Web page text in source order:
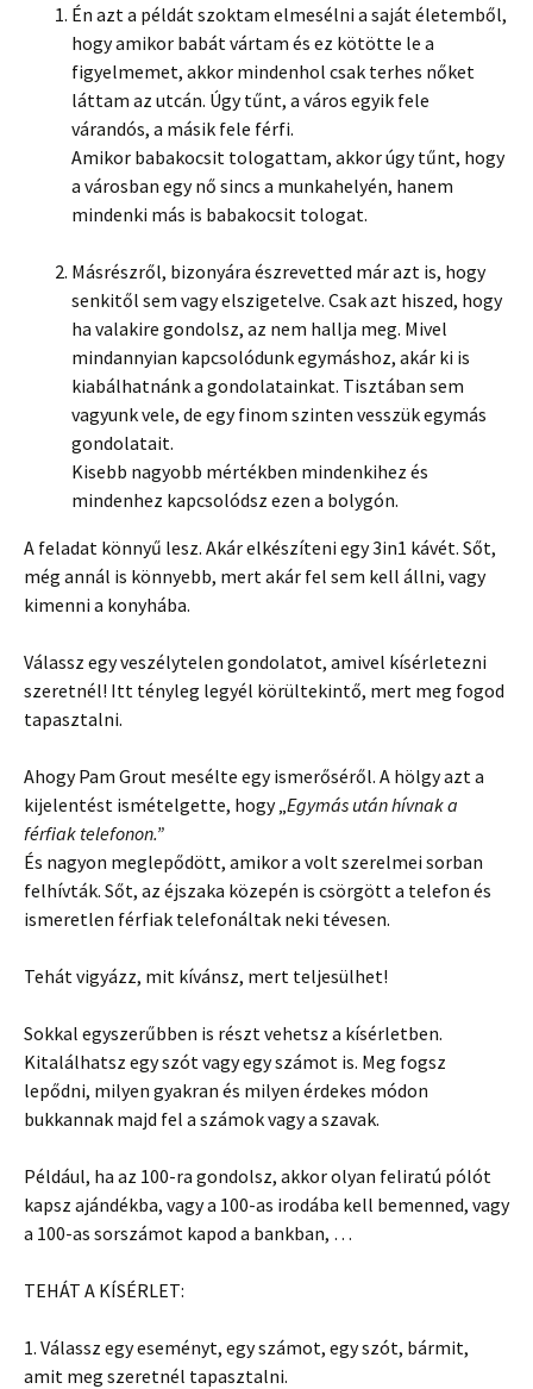
Én azt a példát szoktam elmesélni a saját életemből,
hogy amikor babát vártam és ez kötötte le a
figyelmemet, akkor mindenhol csak terhes nőket
láttam az utcán. Úgy tűnt, a város egyik fele
várandós, a másik fele férfi.
Amikor babakocsit tologattam, akkor úgy tűnt, hogy
a városban egy nő sincs a munkahelyén, hanem
mindenki más is babakocsit tologat.
Másrészről, bizonyára észrevetted már azt is, hogy
senkitől sem vagy elszigetelve. Csak azt hiszed, hogy
ha valakire gondolsz, az nem hallja meg. Mivel
mindannyian kapcsolódunk egymáshoz, akár ki is
kiabálhatnánk a gondolatainkat. Tisztában sem
vagyunk vele, de egy finom szinten vesszük egymás
gondolatait.
Kisebb nagyobb mértékben mindenkihez és
mindenhez kapcsolódsz ezen a bolygón.
A feladat könnyű lesz. Akár elkészíteni egy 3in1 kávét. Sőt,
még annál is könnyebb, mert akár fel sem kell állni, vagy
kimenni a konyhába.
Válassz egy veszélytelen gondolatot, amivel kísérletezni
szeretnél! Itt tényleg legyél körültekintő, mert meg fogod
tapasztalni.
Ahogy Pam Grout mesélte egy ismerőséről. A hölgy azt a
kijelentést ismételgette, hogy „ Egymás után hívnak a
férfiak telefonon.”
És nagyon meglepődött, amikor a volt szerelmei sorban
felhívták. Sőt, az éjszaka közepén is csörgött a telefon és
ismeretlen férfiak telefonáltak neki tévesen.
Tehát vigyázz, mit kívánsz, mert teljesülhet!
Sokkal egyszerűbben is részt vehetsz a kísérletben.
Kitalálhatsz egy szót vagy egy számot is. Meg fogsz
lepődni, milyen gyakran és milyen érdekes módon
bukkannak majd fel a számok vagy a szavak.
Például, ha az 100-ra gondolsz, akkor olyan feliratú pólót
kapsz ajándékba, vagy a 100-as irodába kell bemenned, vagy
a 100-as sorszámot kapod a bankban, …
TEHÁT A KÍSÉRLET:
1. Válassz egy eseményt, egy számot, egy szót, bármit,
amit meg szeretnél tapasztalni.